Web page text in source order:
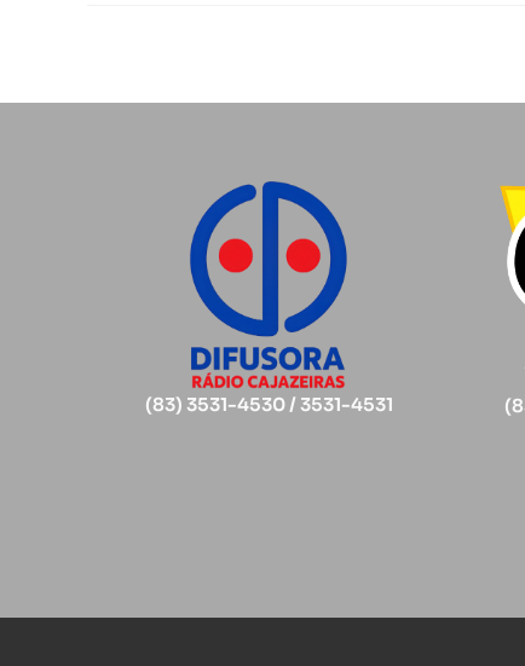
(83) 3531-4530 / 3531-4531